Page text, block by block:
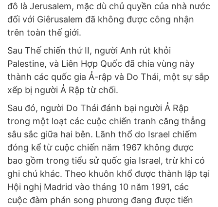
đô là Jerusalem, mặc dù chủ quyền của nhà nước
đối với Giêrusalem đã không được công nhận
trên toàn thế giới.
Sau Thế chiến thứ II, người Anh rút khỏi
Palestine, và Liên Hợp Quốc đã chia vùng này
thành các quốc gia Ả-rập và Do Thái, một sự sắp
xếp bị người Ả Rập từ chối.
Sau đó, người Do Thái đánh bại người Ả Rập
trong một loạt các cuộc chiến tranh căng thẳng
sâu sắc giữa hai bên. Lãnh thổ do Israel chiếm
đóng kể từ cuộc chiến năm 1967 không được
bao gồm trong tiểu sử quốc gia Israel, trừ khi có
ghi chú khác. Theo khuôn khổ được thành lập tại
Hội nghị Madrid vào tháng 10 năm 1991, các
cuộc đàm phán song phương đang được tiến